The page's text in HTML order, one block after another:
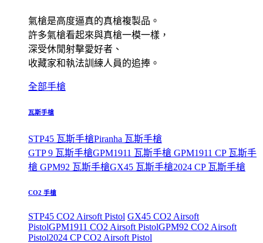
氣槍是高度逼真的真槍複製品。
許多氣槍看起來與真槍一模一樣，
深受休閒射擊愛好者、
收藏家和執法訓練人員的追捧。
全部手槍
瓦斯手槍
STP45 瓦斯手槍Piranha 瓦斯手槍
GTP 9 瓦斯手槍GPM1911 瓦斯手槍 GPM1911 CP 瓦斯手
槍 GPM92 瓦斯手槍GX45 瓦斯手槍2024 CP 瓦斯手槍
CO2 手槍
STP45 CO2 Airsoft Pistol GX45 CO2 Airsoft
PistolGPM1911 CO2 Airsoft PistolGPM92 CO2 Airsoft
Pistol2024 CP CO2 Airsoft Pistol